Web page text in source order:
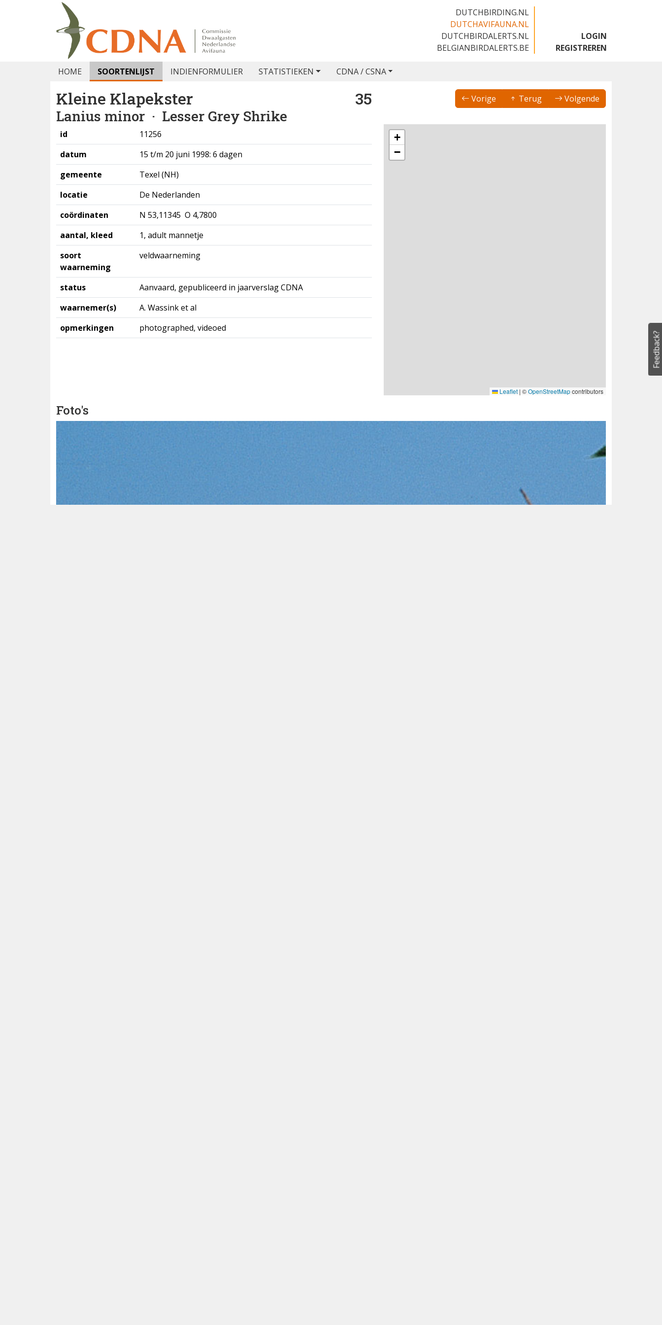
DUTCHBIRDING.NL
DUTCHAVIFAUNA.NL
DUTCHBIRDALERTS.NL
BELGIANBIRDALERTS.BE
LOGIN
REGISTREREN
HOME SOORTENLIJST INDIENFORMULIER STATISTIEKEN CDNA / CSNA
Kleine Klapekster 35
Lanius minor · Lesser Grey Shrike
Vorige Terug Volgende
id
11256
datum
15 t/m 20 juni 1998: 6 dagen
gemeente
Texel (NH)
locatie
De Nederlanden
coördinaten
N 53,11345 O 4,7800
aantal, kleed
1, adult mannetje
soort
waarneming
veldwaarneming
status
Aanvaard, gepubliceerd in jaarverslag CDNA
waarnemer(s)
A. Wassink et al
opmerkingen
photographed, videoed
+
−
Leaflet | ©OpenStreetMapcontributors
Foto's
Feedback?